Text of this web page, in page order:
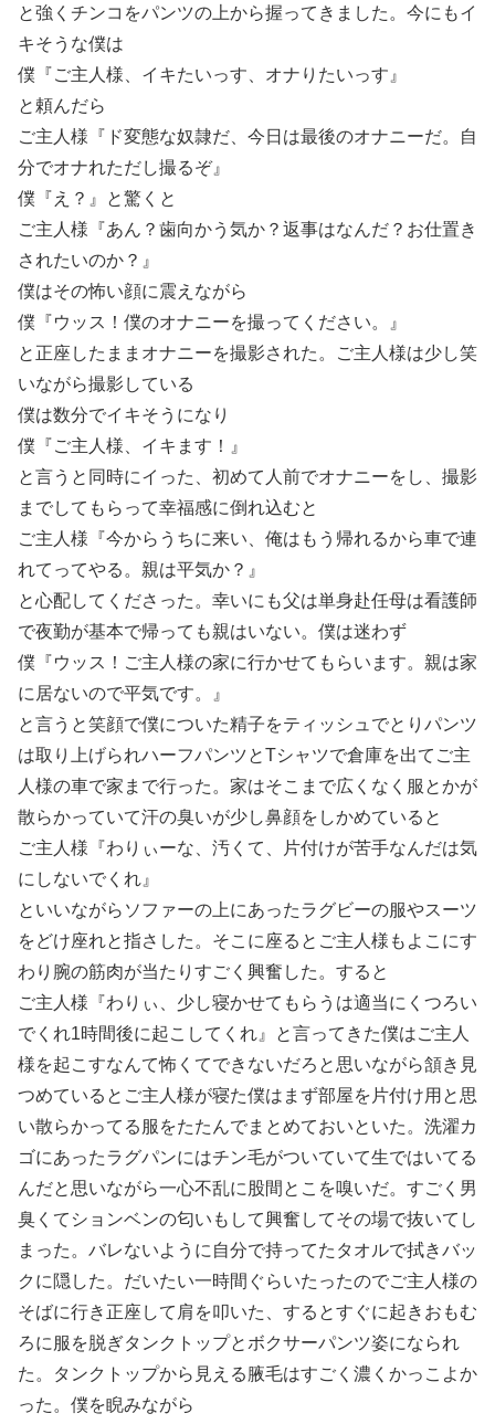
と強くチンコをパンツの上から握ってきました。今にもイ
キそうな僕は
僕『ご主人様、イキたいっす、オナりたいっす』
と頼んだら
ご主人様『ド変態な奴隷だ、今日は最後のオナニーだ。自
分でオナれただし撮るぞ』
僕『え？』と驚くと
ご主人様『あん？歯向かう気か？返事はなんだ？お仕置き
されたいのか？』
僕はその怖い顔に震えながら
僕『ウッス！僕のオナニーを撮ってください。』
と正座したままオナニーを撮影された。ご主人様は少し笑
いながら撮影している
僕は数分でイキそうになり
僕『ご主人様、イキます！』
と言うと同時にイった、初めて人前でオナニーをし、撮影
までしてもらって幸福感に倒れ込むと
ご主人様『今からうちに来い、俺はもう帰れるから車で連
れてってやる。親は平気か？』
と心配してくださった。幸いにも父は単身赴任母は看護師
で夜勤が基本で帰っても親はいない。僕は迷わず
僕『ウッス！ご主人様の家に行かせてもらいます。親は家
に居ないので平気です。』
と言うと笑顔で僕についた精子をティッシュでとりパンツ
は取り上げられハーフパンツとTシャツで倉庫を出てご主
人様の車で家まで行った。家はそこまで広くなく服とかが
散らかっていて汗の臭いが少し鼻顔をしかめていると
ご主人様『わりぃーな、汚くて、片付けが苦手なんだは気
にしないでくれ』
といいながらソファーの上にあったラグビーの服やスーツ
をどけ座れと指さした。そこに座るとご主人様もよこにす
わり腕の筋肉が当たりすごく興奮した。すると
ご主人様『わりぃ、少し寝かせてもらうは適当にくつろい
でくれ1時間後に起こしてくれ』と言ってきた僕はご主人
様を起こすなんて怖くてできないだろと思いながら頷き見
つめているとご主人様が寝た僕はまず部屋を片付け用と思
い散らかってる服をたたんでまとめておいといた。洗濯カ
ゴにあったラグパンにはチン毛がついていて生ではいてる
んだと思いながら一心不乱に股間とこを嗅いだ。すごく男
臭くてションベンの匂いもして興奮してその場で抜いてし
まった。バレないように自分で持ってたタオルで拭きバッ
クに隠した。だいたい一時間ぐらいたったのでご主人様の
そばに行き正座して肩を叩いた、するとすぐに起きおもむ
ろに服を脱ぎタンクトップとボクサーパンツ姿になられ
た。タンクトップから見える腋毛はすごく濃くかっこよか
った。僕を睨みながら